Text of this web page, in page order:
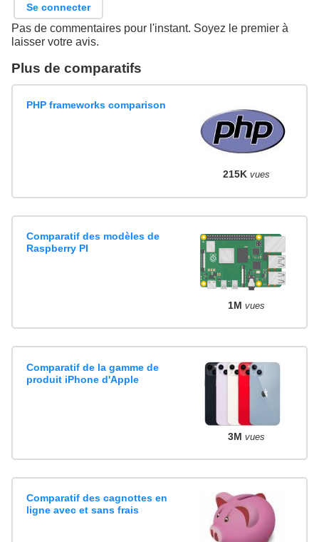
Se connecter
Pas de commentaires pour l'instant. Soyez le premier à
laisser votre avis.
Plus de comparatifs
PHP frameworks comparison
215K vues
Comparatif des modèles de
Raspberry PI
1M vues
Comparatif de la gamme de
produit iPhone d'Apple
3M vues
Comparatif des cagnottes en
ligne avec et sans frais